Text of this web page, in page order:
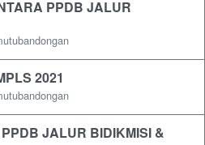
PPDB JALUR
2021
JALUR BIDIKMISI &